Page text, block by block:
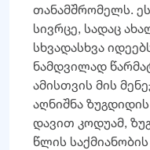
თანამშრომელს.
სივრცე, სადაც
სხვადასხვა
ნამდვილად
ამისთვის მის
აღნიშნა
დავით კოდუამ,
წლის